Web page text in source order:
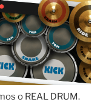
o REAL DRUM.